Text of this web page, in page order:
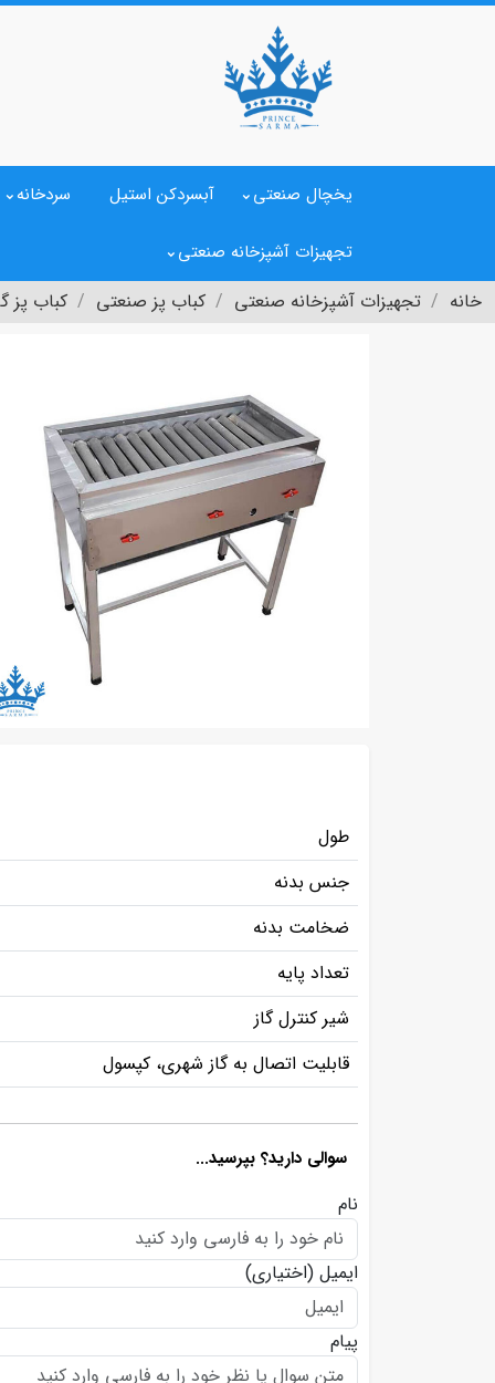
یخچال صنعتی آبسردکن استیل سردخانه
تجهیزات آشپزخانه صنعتی
خانه تجهیزات آشپزخانه صنعتی کباب پز صنعتی کباب پز
طول
جنس بدنه
ضخامت بدنه
تعداد پایه
شیر کنترل گاز
قابلیت اتصال به گاز شهری، کپسول
سوالی دارید؟ بپرسید...
نام
ایمیل (اختیاری)
پیام